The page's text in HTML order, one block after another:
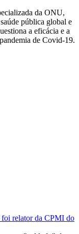
da ONU,
pública global e
a eficácia e a
de Covid-19.
foi relator da CPMI do